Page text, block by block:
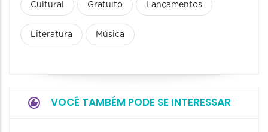
Cultural Gratuito Lançamentos
Literatura Música
VOCÊ TAMBÉM PODE SE INTERESSAR